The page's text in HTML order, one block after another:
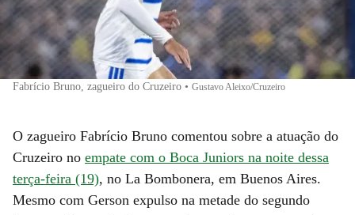
Fabrício Bruno, zagueiro do Cruzeiro • Gustavo Aleixo/Cruzeiro
O zagueiro Fabrício Bruno comentou sobre a atuação do
Cruzeiro no empate com o Boca Juniors na noite dessa
terça-feira (19), no La Bombonera, em Buenos Aires.
Mesmo com Gerson expulso na metade do segundo